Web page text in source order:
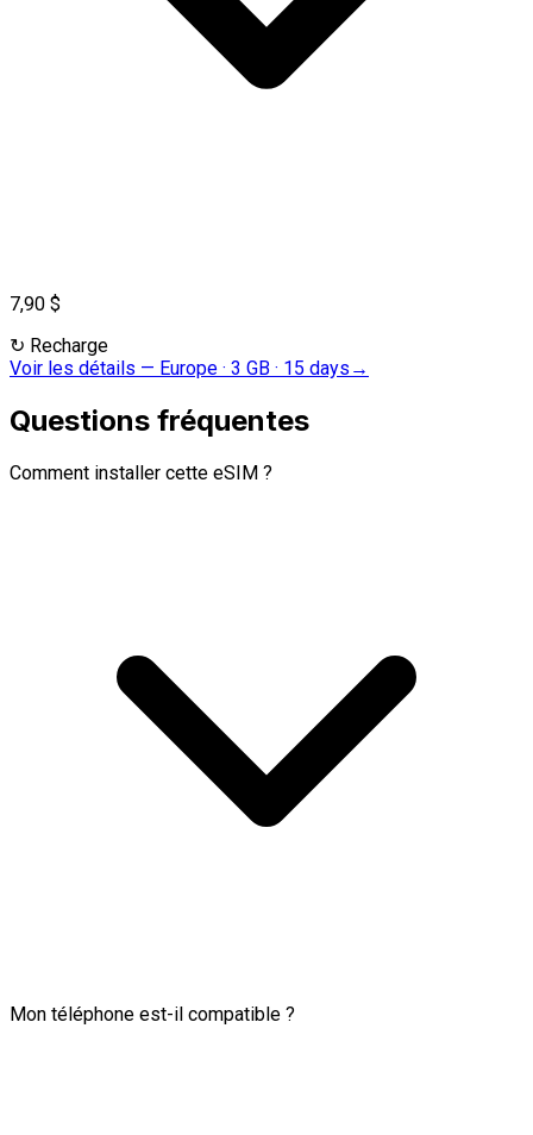
7,90 $
↻ Recharge
Voir les détails — Europe · 3 GB · 15 days →
Questions fréquentes
Comment installer cette eSIM ?
Mon téléphone est-il compatible ?